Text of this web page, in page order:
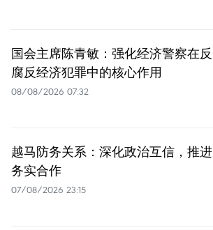
国会主席陈青敏：强化经济警察在反
腐反经济犯罪中的核心作用
08/08/2026 07:32
越马防务关系：深化政治互信，推进
务实合作
07/08/2026 23:15